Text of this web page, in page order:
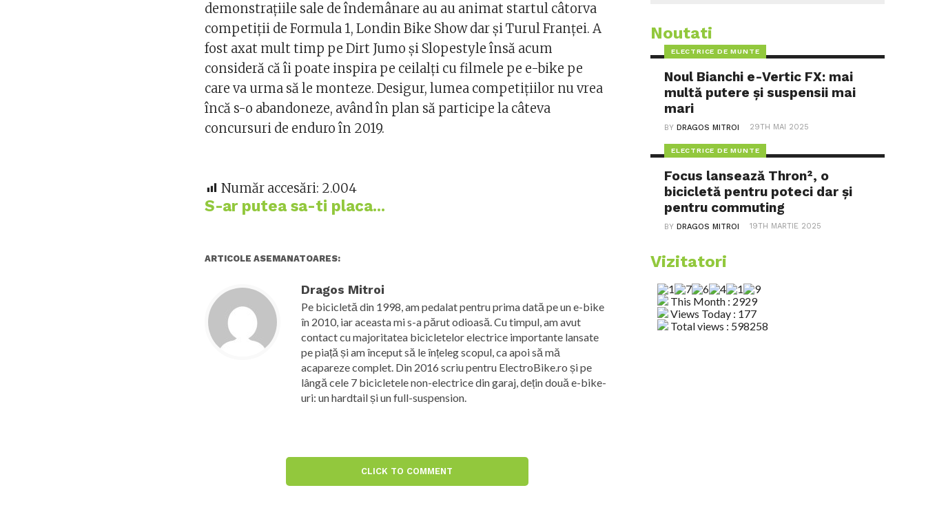
demonstrațiile sale de îndemânare au au animat startul câtorva
competiții de Formula 1, Londin Bike Show dar și Turul Franței. A
fost axat mult timp pe Dirt Jumo și Slopestyle însă acum
consideră că îi poate inspira pe ceilalți cu filmele pe e-bike pe
care va urma să le monteze. Desigur, lumea competițiilor nu vrea
încă s-o abandoneze, având în plan să participe la câteva
concursuri de enduro în 2019.
Număr accesări: 2.004
S-ar putea sa-ti placa...
ARTICOLE ASEMANATOARES:
Dragos Mitroi
Pe bicicletă din 1998, am pedalat pentru prima dată pe un e-bike
în 2010, iar aceasta mi s-a părut odioasă. Cu timpul, am avut
contact cu majoritatea bicicletelor electrice importante lansate
pe piață și am început să le înțeleg scopul, ca apoi să mă
acapareze complet. Din 2016 scriu pentru ElectroBike.ro și pe
lângă cele 7 bicicletele non-electrice din garaj, dețin două e-bike-
uri: un hardtail și un full-suspension.
CLICK TO COMMENT
Noutati
ELECTRICE DE MUNTE
Noul Bianchi e-Vertic FX: mai
multă putere și suspensii mai
mari
BYDRAGOS MITROI 29TH MAI 2025
ELECTRICE DE MUNTE
Focus lansează Thron², o
bicicletă pentru poteci dar și
pentru commuting
BYDRAGOS MITROI 19TH MARTIE 2025
Vizitatori
This Month : 2929
Views Today : 177
Total views : 598258